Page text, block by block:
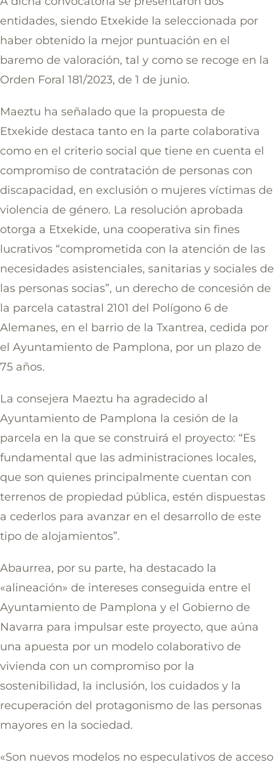
entidades, siendo Etxekide la seleccionada por
haber obtenido la mejor puntuación en el
baremo de valoración, tal y como se recoge en la
Orden Foral 181/2023, de 1 de junio.
Maeztu ha señalado que la propuesta de
Etxekide destaca tanto en la parte colaborativa
como en el criterio social que tiene en cuenta el
compromiso de contratación de personas con
discapacidad, en exclusión o mujeres víctimas de
violencia de género. La resolución aprobada
otorga a Etxekide, una cooperativa sin fines
lucrativos “comprometida con la atención de las
necesidades asistenciales, sanitarias y sociales de
las personas socias”, un derecho de concesión de
la parcela catastral 2101 del Polígono 6 de
Alemanes, en el barrio de la Txantrea, cedida por
el Ayuntamiento de Pamplona, por un plazo de
75 años.
La consejera Maeztu ha agradecido al
Ayuntamiento de Pamplona la cesión de la
parcela en la que se construirá el proyecto: “Es
fundamental que las administraciones locales,
que son quienes principalmente cuentan con
terrenos de propiedad pública, estén dispuestas
a cederlos para avanzar en el desarrollo de este
tipo de alojamientos”.
Abaurrea, por su parte, ha destacado la
«alineación» de intereses conseguida entre el
Ayuntamiento de Pamplona y el Gobierno de
Navarra para impulsar este proyecto, que aúna
una apuesta por un modelo colaborativo de
vivienda con un compromiso por la
sostenibilidad, la inclusión, los cuidados y la
recuperación del protagonismo de las personas
mayores en la sociedad.
«Son nuevos modelos no especulativos de acceso